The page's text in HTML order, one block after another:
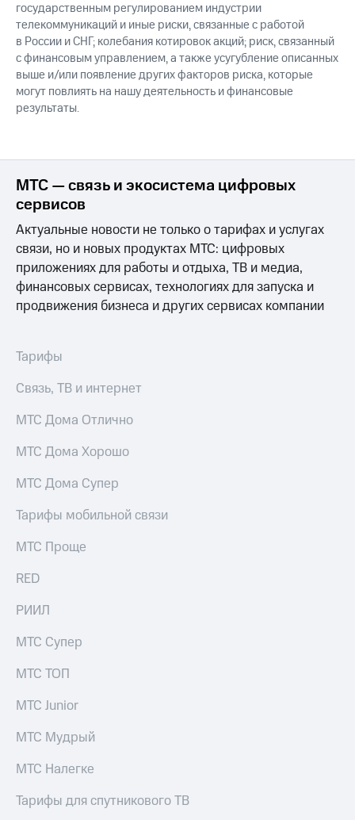
государственным регулированием индустрии
телекоммуникаций и иные риски, связанные с работой
в России и СНГ; колебания котировок акций; риск, связанный
с финансовым управлением, а также усугубление описанных
выше и/или появление других факторов риска, которые
могут повлиять на нашу деятельность и финансовые
результаты.
МТС — связь и экосистема цифровых
сервисов
Актуальные новости не только о тарифах и услугах
связи, но и новых продуктах МТС: цифровых
приложениях для работы и отдыха, ТВ и медиа,
финансовых сервисах, технологиях для запуска и
продвижения бизнеса и других сервисах компании
Тарифы
Связь, ТВ и интернет
МТС Дома Отлично
МТС Дома Хорошо
МТС Дома Супер
Тарифы мобильной связи
МТС Проще
RED
РИИЛ
МТС Супер
МТС ТОП
МТС Junior
МТС Мудрый
МТС Налегке
Тарифы для спутникового ТВ